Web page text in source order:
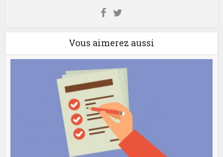
Vous aimerez aussi